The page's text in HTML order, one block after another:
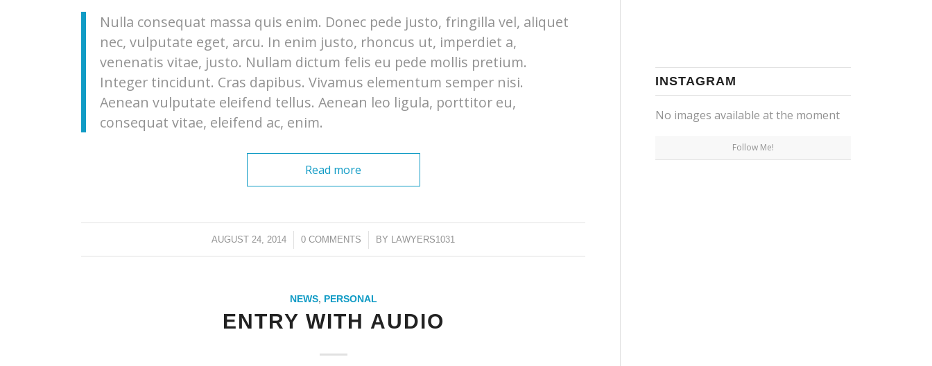
Nulla consequat massa quis enim. Donec pede justo, fringilla vel, aliquet
nec, vulputate eget, arcu. In enim justo, rhoncus ut, imperdiet a,
venenatis vitae, justo. Nullam dictum felis eu pede mollis pretium.
Integer tincidunt. Cras dapibus. Vivamus elementum semper nisi.
Aenean vulputate eleifend tellus. Aenean leo ligula, porttitor eu,
consequat vitae, eleifend ac, enim.
Read more
AUGUST 24, 2014
/ 0 COMMENTS
/ BY LAWYERS1031
NEWS, PERSONAL
ENTRY WITH AUDIO
INSTAGRAM
No images available at the moment
Follow Me!